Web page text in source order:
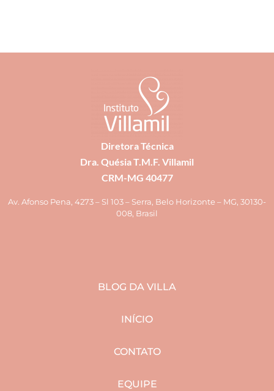
Diretora Técnica
Dra. Quésia T.M.F. Villamil
CRM-MG 40477
Av. Afonso Pena, 4273 – Sl 103 – Serra, Belo Horizonte – MG, 30130-
008, Brasil
BLOG DA VILLA
INÍCIO
CONTATO
EQUIPE